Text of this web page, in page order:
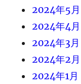
2024年5月
2024年4月
2024年3月
2024年2月
2024年1月